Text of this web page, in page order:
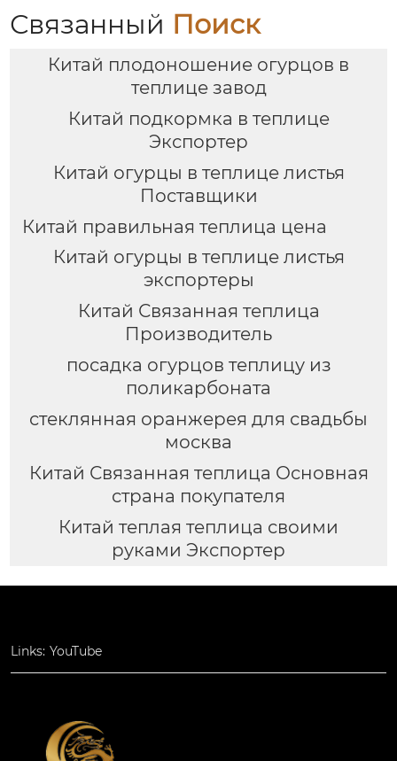
Связанный Поиск
Китай плодоношение огурцов в
теплице завод
Китай подкормка в теплице
Экспортер
Китай огурцы в теплице листья
Поставщики
Китай правильная теплица цена
Китай огурцы в теплице листья
экспортеры
Китай Связанная теплица
Производитель
посадка огурцов теплицу из
поликарбоната
стеклянная оранжерея для свадьбы
москва
Китай Связанная теплица Основная
страна покупателя
Китай теплая теплица своими
руками Экспортер
Links: YouTube